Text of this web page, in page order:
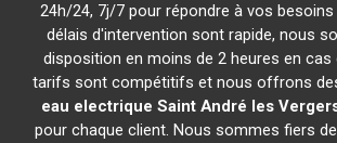
24h/24, 7j/7 pour répondre à vos
délais d'intervention sont rapide, nous
disposition en moins de 2 heures en cas
tarifs sont compétitifs et nous offrons
eau electrique Saint André les
pour chaque client. Nous sommes fiers